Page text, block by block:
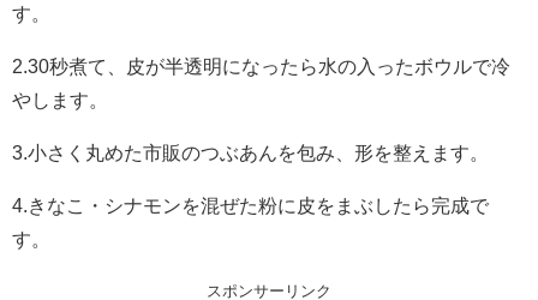
す。
2.30秒煮て、皮が半透明になったら水の入ったボウルで冷
やします。
3.小さく丸めた市販のつぶあんを包み、形を整えます。
4.きなこ・シナモンを混ぜた粉に皮をまぶしたら完成で
す。
スポンサーリンク